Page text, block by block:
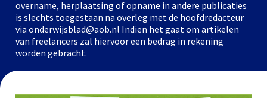
overname, herplaatsing of opname in andere publicaties
is slechts toegestaan na overleg met de hoofdredacteur
via onderwijsblad@aob.nl Indien het gaat om artikelen
van freelancers zal hiervoor een bedrag in rekening
worden gebracht.